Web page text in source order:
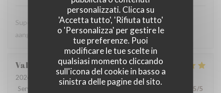
personalizzati. Clicca su
'Accetta tutto', 'Rifiuta tutto'
o 'Personalizza' per gestire le
tue preferenze. Puoi
modificare le tue scelte in
qualsiasi momento cliccando
sull'icona del cookie in basso a
sinistra delle pagine del sito.
Super vriendelijke ontvagst, zeer goede prijs kwaliteit,
aangenaam kader, een aanradee
Valerie
2026-08-06
- 12:45 - Ospiti 4
Servizio
Cucina 5/5